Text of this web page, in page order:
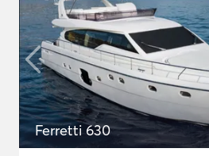
Ferretti 630